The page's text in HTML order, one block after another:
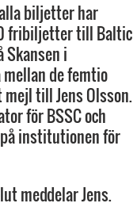
biljetter har
fribiljetter till Baltic
Skansen i
de femtio
till Jens Olsson.
för BSSC och
institutionen för
meddelar Jens.